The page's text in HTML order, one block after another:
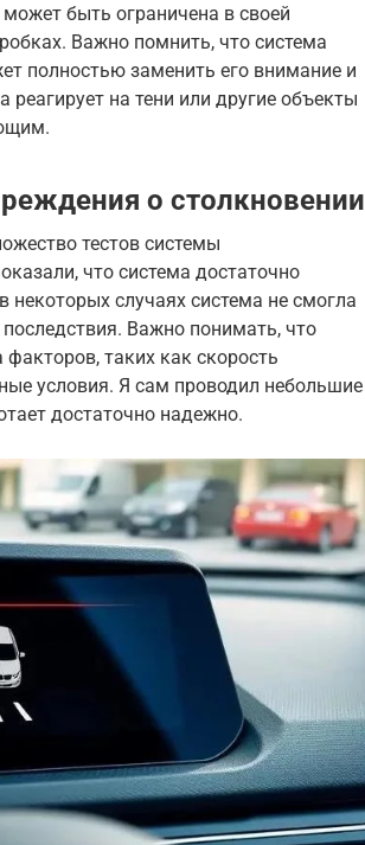
быть ограничена в своей
Важно помнить, что система
полностью заменить его внимание и
реагирует на тени или другие объекты
о столкновении
тестов системы
что система достаточно
случаях система не смогла
Важно понимать, что
таких как скорость
условия. Я сам проводил небольшие
достаточно надежно.